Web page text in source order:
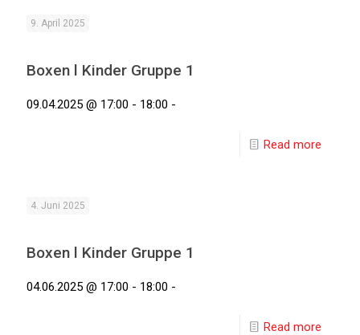
9. April 2025
Boxen l Kinder Gruppe 1
09.04.2025 @ 17:00 - 18:00 -
Read more
4. Juni 2025
Boxen l Kinder Gruppe 1
04.06.2025 @ 17:00 - 18:00 -
Read more